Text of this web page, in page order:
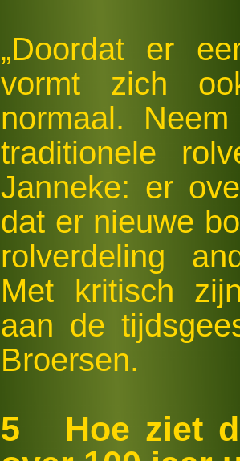
„Doordat er
vormt zich
normaal.
traditionele
Janneke: er
dat er nieuwe
rolverdeling
Met kritisch
aan de
Broersen.
5 Hoe ziet